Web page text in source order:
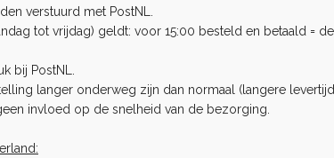
verstuurd met PostNL.
tot vrijdag) geldt: voor 15:00 besteld en betaald =
bij PostNL.
langer onderweg zijn dan normaal (langere
invloed op de snelheid van de bezorging.